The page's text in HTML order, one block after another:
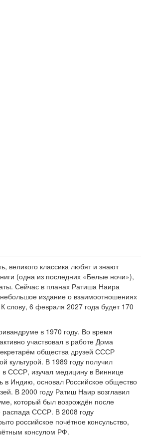
великого классика любят и знают
(одна из последних «Белые ночи»),
Сейчас в планах Ратиша Наира
небольшое издание о взаимоотношениях
слову, 6 февраля 2027 года будет 170
в 1970 году. Во время
участвовал в работе Дома
общества друзей СССР
культурой. В 1989 году получил
в СССР, изучал медицину в Виннице
в Индию, основал Российское общество
В 2000 году Ратиш Наир возглавил
который был возрождён после
распада СССР. В 2008 году
российское почётное консульство,
консулом РФ.